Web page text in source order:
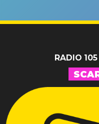
RADIO